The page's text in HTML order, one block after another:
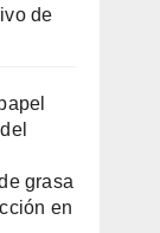
de
grasa
en